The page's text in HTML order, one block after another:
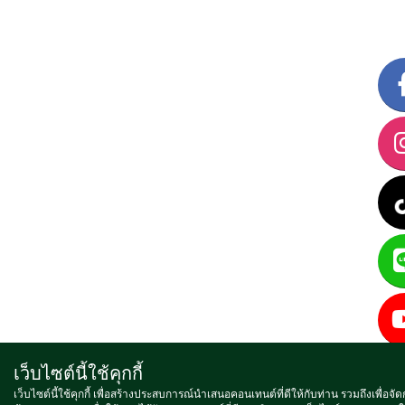
เว็บไซต์นี้ใช้คุกกี้
เว็บไซต์นี้ใช้คุกกี้ เพื่อสร้างประสบการณ์นำเสนอคอนเทนต์ที่ดีให้กับท่าน รวมถึงเพื่อจัด